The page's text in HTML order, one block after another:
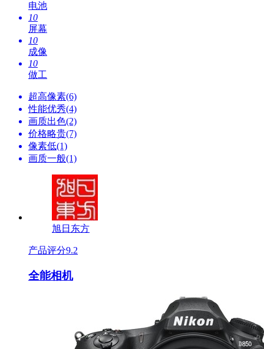
电池
10
屏幕
10
成像
10
做工
超高像素(6)
性能优秀(4)
画质出色(2)
价格略贵(7)
像素低(1)
画质一般(1)
旭日东方
产品评分9.2
全能相机